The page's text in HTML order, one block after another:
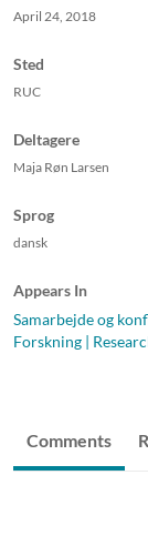
April 24, 2018
Sted
RUC
Deltagere
Maja Røn Larsen
Sprog
dansk
Appears In
Samarbejde og
Forskning |
Comments